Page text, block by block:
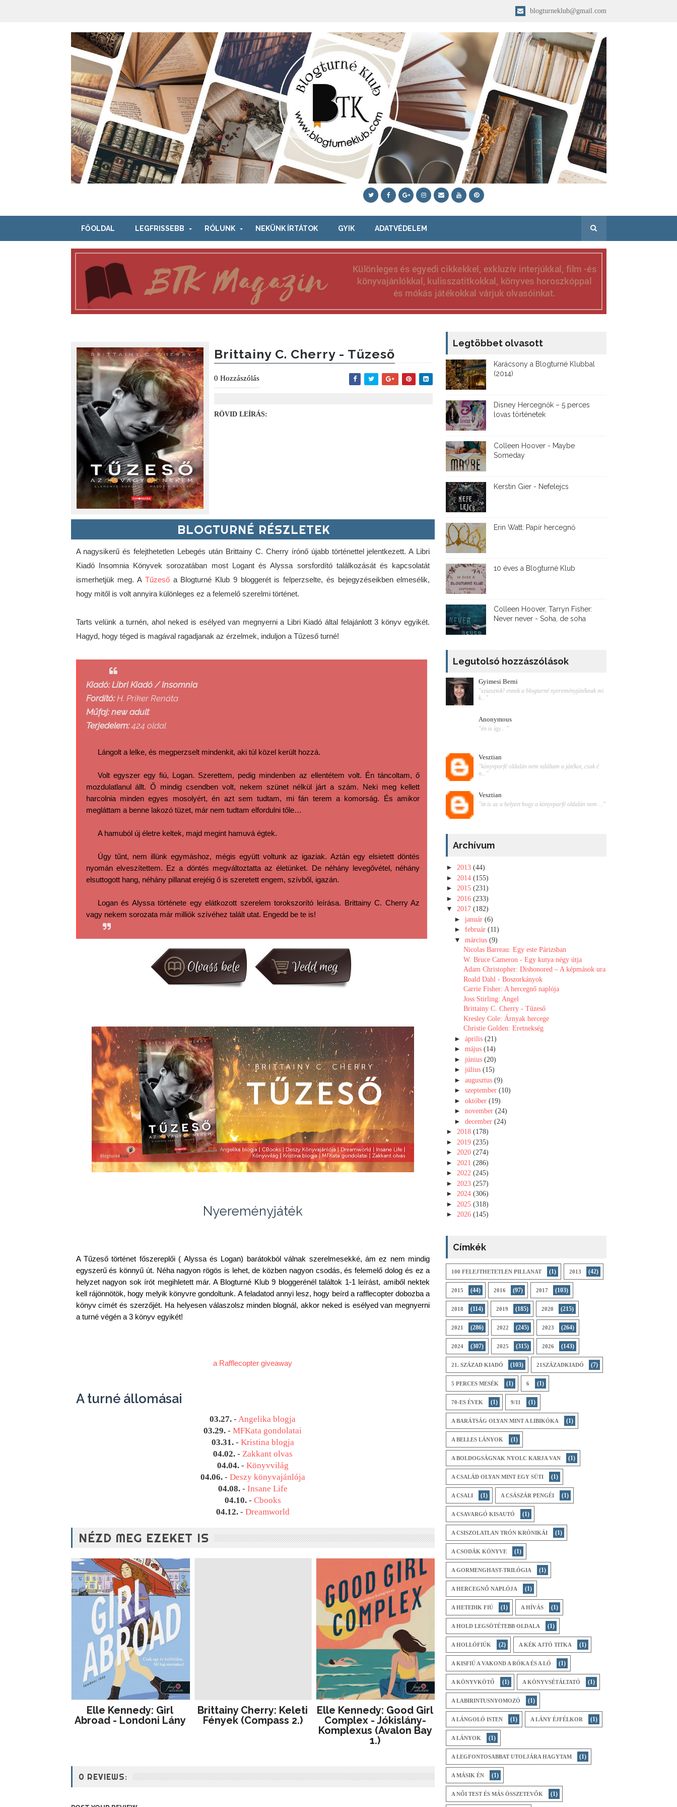
blogturneklub@gmail.com
FŐOLDAL LEGFRISSEBB RÓLUNK NEKÜNK ÍRTÁTOK GYIK ADATVÉDELEM
Brittainy C. Cherry - Tűzeső
0 Hozzászólás
RÖVID LEÍRÁS:
BLOGTURNÉ RÉSZLETEK
A nagysikerű és felejthetetlen Lebegés után Brittainy C. Cherry írónő újabb történettel jelentkezett. A Libri
Kiadó Insomnia Könyvek sorozatában most Logant és Alyssa sorsfordító találkozását és kapcsolatát
ismerhetjük meg. A Tűzeső a Blogturné Klub 9 bloggerét is felperzselte, és bejegyzéseikben elmesélik,
hogy mitől is volt annyira különleges ez a felemelő szerelmi történet.
Tarts velünk a turnén, ahol neked is esélyed van megnyerni a Libri Kiadó által felajánlott 3 könyv egyikét.
Hagyd, hogy téged is magával ragadjanak az érzelmek, induljon a Tűzeső turné!
Kiadó: Libri Kiadó / Insomnia
Fordító:H. Priker Renáta
Műfaj: new adult
Terjedelem:424 oldal
Lángolt a lelke, és megperzselt mindenkit, aki túl közel került hozzá.
Volt egyszer egy fiú, Logan. Szerettem, pedig mindenben az ellentétem volt. Én táncoltam, ő
mozdulatlanul állt. Ő mindig csendben volt, nekem szünet nélkül járt a szám. Neki meg kellett
harcolnia minden egyes mosolyért, én azt sem tudtam, mi fán terem a komorság. És amikor
megláttam a benne lakozó tüzet, már nem tudtam elfordulni tőle…
A hamuból új életre keltek, majd megint hamuvá égtek.
Úgy tűnt, nem illünk egymáshoz, mégis együtt voltunk az igaziak. Aztán egy elsietett döntés
nyomán elveszítettem. Ez a döntés megváltoztatta az életünket. De néhány levegővétel, néhány
elsuttogott hang, néhány pillanat erejéig ő is szeretett engem, szívből, igazán.
Logan és Alyssa története egy elátkozott szerelem torokszorító leírása. Brittainy C. Cherry Az
vagy nekem sorozata már milliók szívéhez talált utat. Engedd be te is!
Nyereményjáték
A Tűzeső történet főszereplői ( Alyssa és Logan) barátokból válnak szerelmesekké, ám ez nem mindig
egyszerű és könnyű út. Néha nagyon rögös is lehet, de közben nagyon csodás, és felemelő dolog és ez a
helyzet nagyon sok írót megihletett már. A Blogturné Klub 9 bloggerénél találtok 1-1 leírást, amiből nektek
kell rájönnötök, hogy melyik könyvre gondoltunk. A feladatod annyi lesz, hogy beírd a rafflecopter dobozba a
könyv címét és szerzőjét. Ha helyesen válaszolsz minden blognál, akkor neked is esélyed van megnyerni
a turné végén a 3 könyv egyikét!
a Rafflecopter giveaway
A turné állomásai
03.27. - Angelika blogja
03.29. -MFKata gondolatai
03.31.- Kristina blogja
04.02.- Zakkant olvas
04.04.- Könyvvilág
04.06.- Deszy könyvajánlója
04.08.- Insane Life
04.10.- Cbooks
04.12.- Dreamworld
NÉZD MEG EZEKET IS
Elle Kennedy: Girl
Abroad - Londoni Lány
Brittainy Cherry: Keleti
Fények (Compass 2.)
Elle Kennedy: Good Girl
Complex - Jókislány-
Komplexus (Avalon Bay
1.)
0 REVIEWS:
Legtöbbet olvasott
Karácsony a Blogturné Klubbal
(2014)
Disney ​Hercegnők – 5 perces
lovas történetek
Colleen Hoover - Maybe
Someday
Kerstin Gier - Nefelejcs
Erin Watt: Papír hercegnő
10 éves a Blogturné Klub
Colleen Hoover, Tarryn Fisher:
Never never - Soha, de soha
Legutolsó hozzászólások
Gyimesi Berni
"sziasztok! ennek a blogturné nyereményjátéknak mi
k..."
Anonymous
"én is így... "
Vesztian
"könyvparfé oldalán nem találtam a játékot, csak é
n..."
Vesztian
"itt is az a helyzet hogy a könyvparfé oldalán nem ..."
Archívum
► 2013 (44)
► 2014 (155)
► 2015 (231)
► 2016 (233)
▼ 2017 (182)
►január(6)
►február(11)
▼ március(9)
Nicolas Barreau: Egy este Párizsban
W. Bruce Cameron - Egy kutya négy útja
Adam Christopher: Dishonored – A képmások ura
Roald Dahl - Boszorkányok
Carrie Fisher: A hercegnő naplója
Joss Stirling: Angel
Brittainy C. Cherry - Tűzeső
Kresley Cole: Árnyak hercege
Christie Golden: Eretnekség
►április(21)
►május(14)
►június(20)
►július(15)
►augusztus(9)
►szeptember(10)
►október(19)
►november(24)
►december(24)
► 2018 (178)
► 2019 (235)
► 2020 (274)
► 2021 (286)
► 2022 (245)
► 2023 (257)
► 2024 (306)
► 2025 (318)
► 2026 (145)
Címkék
100 FELEJTHETETLEN PILLANAT (1) 2013 (42)
2015 (44) 2016 (97) 2017 (103)
2018 (114) 2019 (185) 2020 (215)
2021 (286) 2022 (245) 2023 (264)
2024 (307) 2025 (315) 2026 (143)
21. SZÁZAD KIADÓ (103) 21SZÁZADKIADÓ (7)
5 PERCES MESÉK (1) 6 (1)
70-ES ÉVEK (1) 9/11 (1)
A BARÁTSÁG OLYAN MINT A LIBIKÓKA (1)
A BELLES LÁNYOK (1)
A BOLDOGSÁGNAK NYOLC KARJA VAN (1)
A CSALÁD OLYAN MINT EGY SÜTI (1)
A CSALI (1) A CSÁSZÁR PENGÉI (1)
A CSAVARGÓ KISAUTÓ (1)
A CSISZOLATLAN TRÓN KRÓNIKÁI (1)
A CSODÁK KÖNYVE (1)
A GORMENGHAST-TRILÓGIA (1)
A HERCEGNŐ NAPLÓJA (1)
A HETEDIK FIÚ (1) A HÍVÁS (1)
A HOLD LEGSÖTÉTEBB OLDALA (1)
A HOLLÓFIÚK (2) A KÉK AJTÓ TITKA (1)
A KISFIÚ A VAKOND A RÓKA ÉS A LÓ (1)
A KÖNYVKÖTŐ (1) A KÖNYVSÉTÁLTATÓ (1)
A LABIRINTUSNYOMOZÓ (1)
A LÁNGOLÓ ISTEN (1) A LÁNY ÉJFÉLKOR (1)
A LÁNYOK (1)
A LEGFONTOSABBAT UTOLJÁRA HAGYTAM (1)
A MÁSIK ÉN (1)
A NŐI TEST ÉS MÁS ÖSSZETEVŐK (1)